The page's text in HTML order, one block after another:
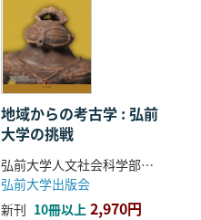
地域からの考古学 : 弘前
大学の挑戦
弘前大学人文社会科学部北日本考古学研究センター 編
弘前大学出版会
新刊 10冊以上 2,970円